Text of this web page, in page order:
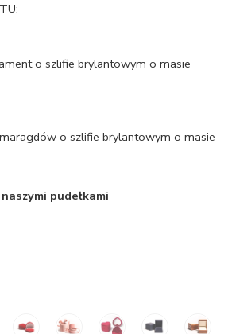
o szlifie brylantowym o masie
o szlifie brylantowym o masie
pudełkami